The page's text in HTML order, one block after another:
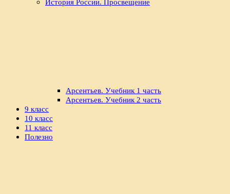
История России. Просвещение
Арсентьев. Учебник 1 часть
Арсентьев. Учебник 2 часть
9 класс
10 класс
11 класс
Полезно